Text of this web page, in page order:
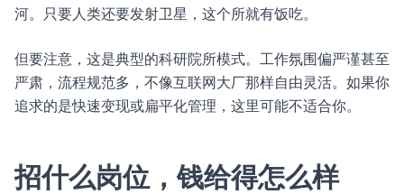
河。只要人类还要发射卫星，这个所就有饭吃。
但要注意，这是典型的科研院所模式。工作氛围偏严谨甚至
严肃，流程规范多，不像互联网大厂那样自由灵活。如果你
追求的是快速变现或扁平化管理，这里可能不适合你。
招什么岗位，钱给得怎么样